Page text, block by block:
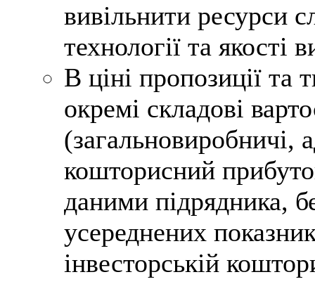
вивільнити ресурси
технології та якості
В ціні пропозиції та
окремі складові
(загальновиробничі,
кошторисний
даними підрядника,
усереднених
інвесторській